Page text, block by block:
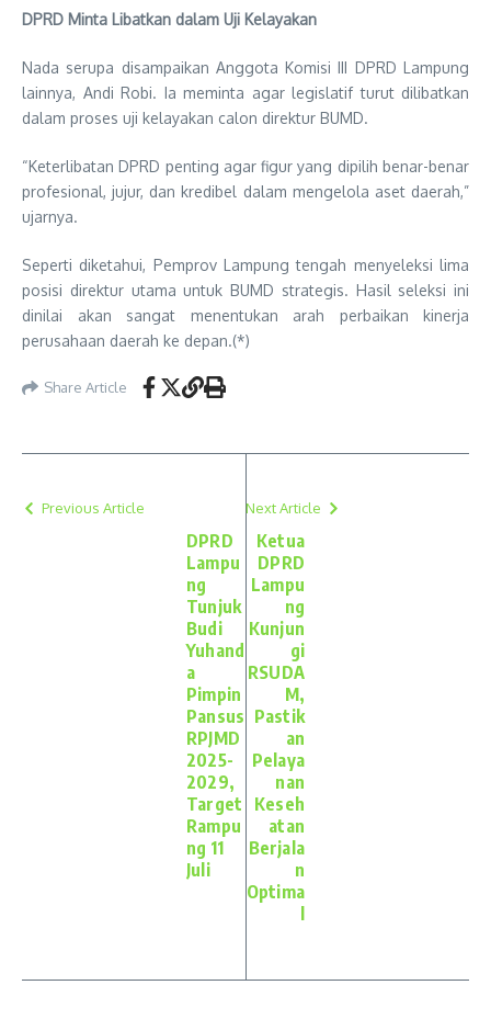
DPRD Minta Libatkan dalam Uji Kelayakan
Nada serupa disampaikan Anggota Komisi III DPRD Lampung
lainnya, Andi Robi. Ia meminta agar legislatif turut dilibatkan
dalam proses uji kelayakan calon direktur BUMD.
“Keterlibatan DPRD penting agar figur yang dipilih benar-benar
profesional, jujur, dan kredibel dalam mengelola aset daerah,”
ujarnya.
Seperti diketahui, Pemprov Lampung tengah menyeleksi lima
posisi direktur utama untuk BUMD strategis. Hasil seleksi ini
dinilai akan sangat menentukan arah perbaikan kinerja
perusahaan daerah ke depan.(*)
Share Article
Previous Article
DPRD
Lampu
ng
Tunjuk
Budi
Yuhand
a
Pimpin
Pansus
RPJMD
2025-
2029,
Target
Rampu
ng 11
Juli
Next Article
Ketua
DPRD
Lampu
ng
Kunjun
gi
RSUDA
M,
Pastik
an
Pelaya
nan
Keseh
atan
Berjala
n
Optima